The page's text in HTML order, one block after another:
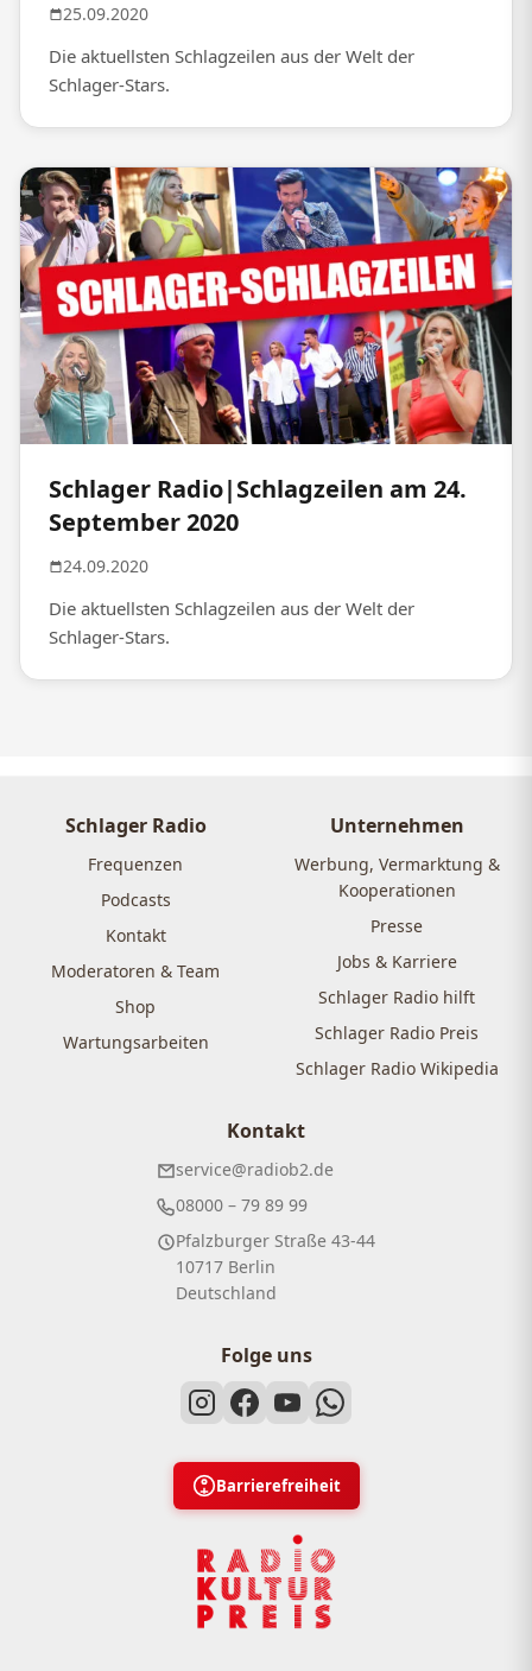
25.09.2020
Die aktuellsten Schlagzeilen aus der Welt der
Schlager-Stars.
Schlager Radio|Schlagzeilen am 24.
September 2020
24.09.2020
Die aktuellsten Schlagzeilen aus der Welt der
Schlager-Stars.
Schlager Radio
Frequenzen
Podcasts
Kontakt
Moderatoren & Team
Shop
Wartungsarbeiten
Unternehmen
Werbung, Vermarktung &
Kooperationen
Presse
Jobs & Karriere
Schlager Radio hilft
Schlager Radio Preis
Schlager Radio Wikipedia
Kontakt
service@radiob2.de
08000 – 79 89 99
Pfalzburger Straße 43-44
10717 Berlin
Deutschland
Folge uns
Barrierefreiheit